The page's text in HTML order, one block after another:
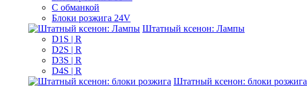
С обманкой
Блоки розжига 24V
Штатный ксенон: Лампы
D1S | R
D2S | R
D3S | R
D4S | R
Штатный ксенон: блоки розжига